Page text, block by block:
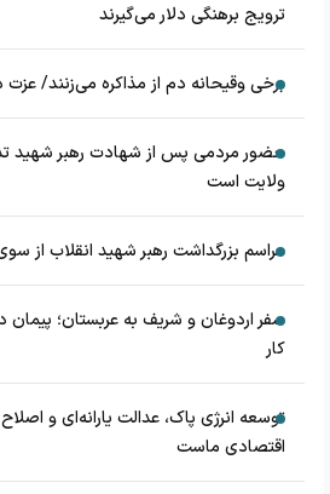
ترویج برهنگی دلار می‌گیرند
برخی وقیحانه دم از مذاکره می‌زنند/
حضور مردمی پس از شهادت رهبر شهید
ولایت است
مراسم بزرگداشت رهبر شهید انقلاب از سوی
سفر اردوغان و شریف به عربستان؛ پیمان
کار
توسعه انرژی پاک، عدالت یارانه‌ای و
اقتصادی ماست